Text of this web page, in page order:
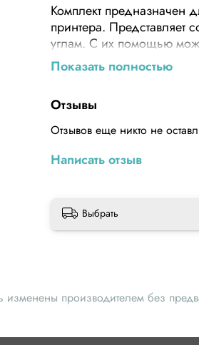
Комплект предназначен
принтера. Представляет
углам. С их помощью
барашкам с резьбой, это
сильнее прижать стол в
Такой комплект может
Показать полностью
Отзывы
Отзывов еще никто не
Написать отзыв
Выбрать
изменены производителем без